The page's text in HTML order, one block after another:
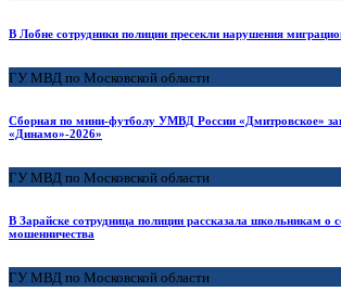
В Лобне сотрудники полиции пресекли нарушения
ГУ МВД по Московской области
Сборная по мини-футболу УМВД России «Дмитровское»
«Динамо»-2026»
ГУ МВД по Московской области
В Зарайске сотрудница полиции рассказала школьникам о
мошенничества
ГУ МВД по Московской области